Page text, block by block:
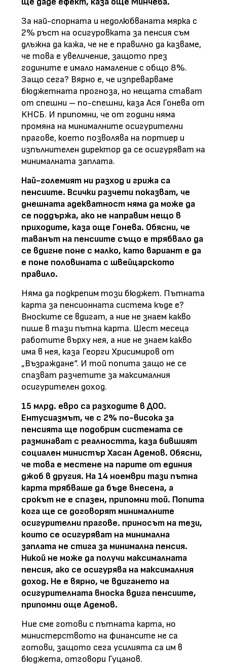
За най-спорната и недолюбваната мярка с
2% ръст на осигуровката за пенсия съм
длъжна да кажа, че не е правилно да казваме,
че това е увеличение, защото през
годините е имало намаление с общо 8%.
Защо сега? Вярно е, че изпреварваме
бюджетната прогноза, но нещата стават
от спешни – по-спешни, каза Ася Гонева от
КНСБ. И припомни, че от години няма
промяна на минималните осигурителни
прагове, което позволява на портиер и
изпълнителен директор да се осигуряват на
минималната заплата.
Най-големият ни разход и грижа са
пенсиите. Всички разчети показват, че
днешната адекватност няма да може да
се поддържа, ако не направим нещо в
приходите, каза още Гонева. Обясни, че
таванът на пенсиите също е трябвало да
се вдигне поне с малко, като вариант е да
е поне половината с швейцарското
правило.
Няма да подкрепим този бюджет. Пътната
карта за пенсионната система къде е?
Вноските се вдигат, а ние не знаем какво
пише в тази пътна карта. Шест месеца
работите върху нея, а ние не знаем какво
има в нея, каза Георги Хрисимиров от
„Възраждане“. И той попита защо не се
спазват разчетите за максималния
осигурителен доход.
15 млрд. евро са разходите в ДОО.
Ентусиазмът, че с 2% по-висока за
пенсията ще подобрим системата се
разминават с реалността, каза бившият
социален министър Хасан Адемов. Обясни,
че това е местене на парите от единия
джоб в другия. На 14 ноември тази пътна
карта трябваше да бъде внесена, а
срокът не е спазен, припомни той. Попита
кога ще се договорят минималните
осигурителни прагове. приносът на тези,
които се осигуряват на минимална
заплата не стига за минимална пенсия.
Никой не може да получи максималната
пенсия, ако се осигурява на максималния
доход. Не е вярно, че вдигането на
осигурителната вноска вдига пенсиите,
припомни още Адемов.
Ние сме готови с пътната карта, но
министерството на финансите не са
готови, защото сега усилията са им в
бюджета, отговори Гуцанов.